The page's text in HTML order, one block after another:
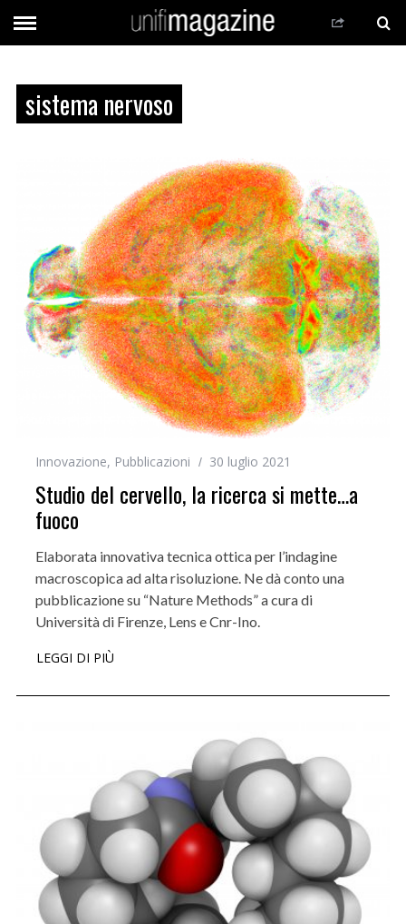
sistema nervoso
Innovazione, Pubblicazioni 30 luglio 2021
Studio del cervello, la ricerca si mette…a
fuoco
Elaborata innovativa tecnica ottica per l’indagine
macroscopica ad alta risoluzione. Ne dà conto una
pubblicazione su “Nature Methods” a cura di
Università di Firenze, Lens e Cnr-Ino.
LEGGI DI PIÙ